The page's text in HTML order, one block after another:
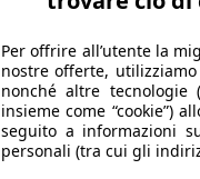
Per offrire all’utente la
nostre offerte,
nonché altre
insieme come “cookie”)
seguito a informazioni
personali (tra cui gli